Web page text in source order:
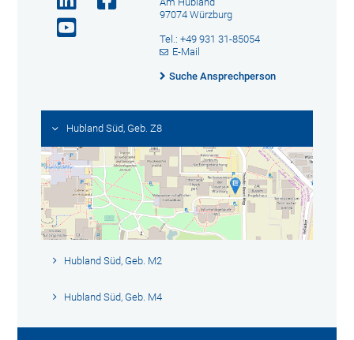
97074 Würzburg
Tel.: +49 931 31-85054
E-Mail
Suche Ansprechperson
Hubland Süd, Geb. Z8
Hubland Süd, Geb. M2
Hubland Süd, Geb. M4